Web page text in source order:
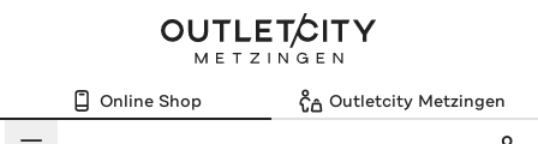
Online Shop Outletcity Metzingen